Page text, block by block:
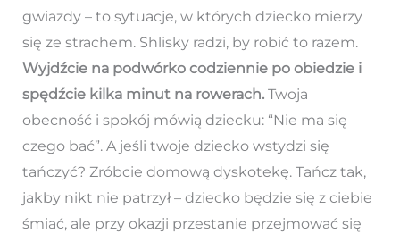
gwiazdy – to sytuacje, w których dziecko mierzy
się ze strachem. Shlisky radzi, by robić to razem.
Wyjdźcie na podwórko codziennie po obiedzie i
spędźcie kilka minut na rowerach.Twoja
obecność i spokój mówią dziecku: “Nie ma się
czego bać”. A jeśli twoje dziecko wstydzi się
tańczyć? Zróbcie domową dyskotekę. Tańcz tak,
jakby nikt nie patrzył – dziecko będzie się z ciebie
śmiać, ale przy okazji przestanie przejmować się